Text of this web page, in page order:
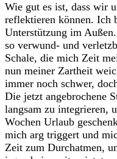
Wie gut es ist, dass wir
reflektieren können. Ich
Unterstützung im
so verwund- und
Schale, die mich Zeit
nun meiner Zartheit
immer noch schwer,
Die jetzt angebrochene
langsam zu integrieren,
Wochen Urlaub
mich arg triggert und
Zeit zum Durchatmen,